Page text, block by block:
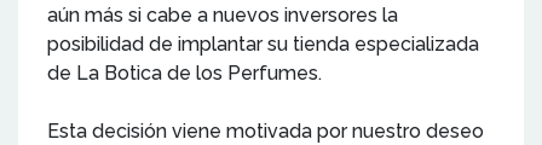
aún más si cabe a nuevos inversores la
posibilidad de implantar su tienda especializada
de La Botica de los Perfumes.
Esta decisión viene motivada por nuestro deseo